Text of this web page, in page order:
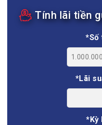
Tính lãi tiền
*Số
*Lãi
*Kỳ